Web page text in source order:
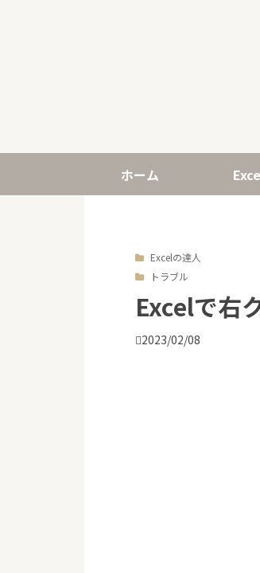
ホーム
Excelの達人
トラブル
Excelで右
2023/02/08